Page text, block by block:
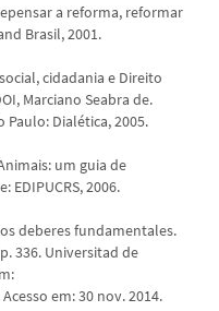
a reforma, reformar
Brasil, 2001.
cidadania e Direito
Marciano Seabra de.
Dialética, 2005.
um guia de
2006.
deberes fundamentales.
336. Universitad de
em: 30 nov. 2014.